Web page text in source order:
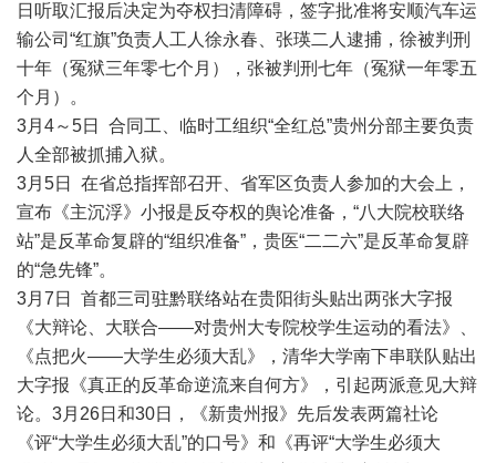
日听取汇报后决定为夺权扫清障碍，签字批准将安顺汽车运
输公司“红旗”负责人工人徐永春、张瑛二人逮捕，徐被判刑
十年（冤狱三年零七个月），张被判刑七年（冤狱一年零五
个月）。
3月4～5日 合同工、临时工组织“全红总”贵州分部主要负责
人全部被抓捕入狱。
3月5日 在省总指挥部召开、省军区负责人参加的大会上，
宣布《主沉浮》小报是反夺权的舆论准备，“八大院校联络
站”是反革命复辟的“组织准备”，贵医“二二六”是反革命复辟
的“急先锋”。
3月7日 首都三司驻黔联络站在贵阳街头贴出两张大字报
《大辩论、大联合——对贵州大专院校学生运动的看法》、
《点把火——大学生必须大乱》，清华大学南下串联队贴出
大字报《真正的反革命逆流来自何方》，引起两派意见大辩
论。3月26日和30日，《新贵州报》先后发表两篇社论
《评“大学生必须大乱”的口号》和《再评“大学生必须大